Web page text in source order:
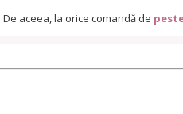
aceea, la orice comandă de